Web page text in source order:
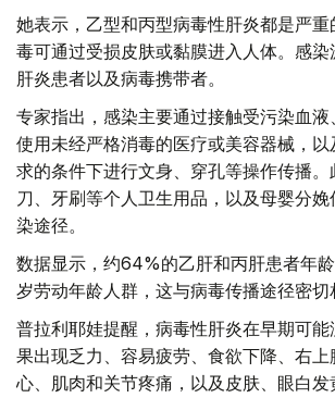
她表示，乙型和丙型病毒性肝炎都是严
毒可通过受损皮肤或黏膜进入人体。感
肝炎患者以及病毒携带者。
专家指出，感染主要通过接触受污染血液
使用未经严格消毒的医疗或美容器械，
求的条件下进行文身、穿孔等操作传播
刀、牙刷等个人卫生用品，以及母婴分
染途径。
数据显示，约64%的乙肝和丙肝患者年
岁劳动年龄人群，这与病毒传播途径密切
普拉利耶娃提醒，病毒性肝炎在早期可
果出现乏力、容易疲劳、食欲下降、右
心、肌肉和关节疼痛，以及皮肤、眼白